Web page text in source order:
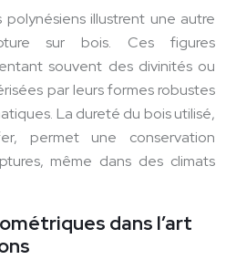
polynésiens illustrent une autre
sur bois. Ces figures
souvent des divinités ou
par leurs formes robustes
La dureté du bois utilisé,
permet une conservation
même dans des climats
dans l’art